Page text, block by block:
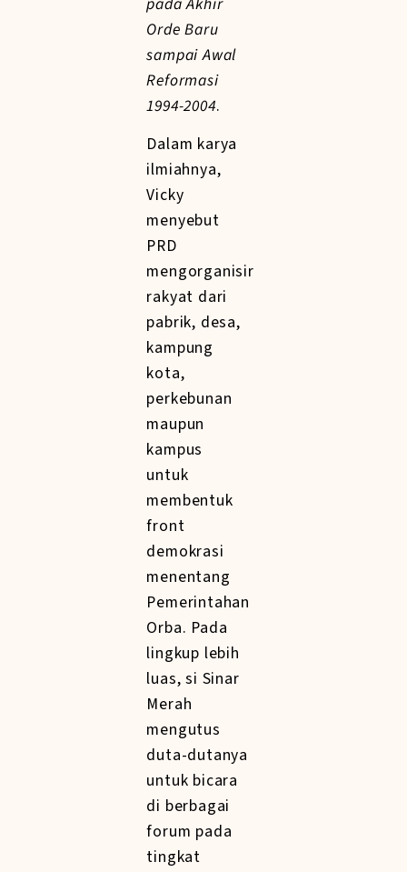
Orde Baru
sampai Awal
Reformasi
1994-2004.
Dalam karya
ilmiahnya,
Vicky
menyebut
PRD
mengorganisir
rakyat dari
pabrik, desa,
kampung
kota,
perkebunan
maupun
kampus
untuk
membentuk
front
demokrasi
menentang
Pemerintahan
Orba. Pada
lingkup lebih
luas, si Sinar
Merah
mengutus
duta-dutanya
untuk bicara
di berbagai
forum pada
tingkat